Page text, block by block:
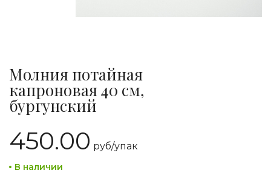
Молния потайная
капроновая 40 см,
бургунский
450.00 руб/упак
В наличии